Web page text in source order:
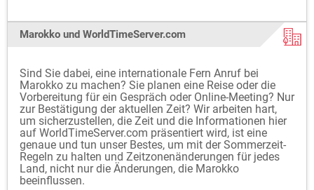
Marokko und WorldTimeServer.com
Sind Sie dabei, eine internationale Fern Anruf bei
Marokko zu machen? Sie planen eine Reise oder die
Vorbereitung für ein Gespräch oder Online-Meeting? Nur
zur Bestätigung der aktuellen Zeit? Wir arbeiten hart,
um sicherzustellen, die Zeit und die Informationen hier
auf WorldTimeServer.com präsentiert wird, ist eine
genaue und tun unser Bestes, um mit der Sommerzeit-
Regeln zu halten und Zeitzonenänderungen für jedes
Land, nicht nur die Änderungen, die Marokko
beeinflussen.